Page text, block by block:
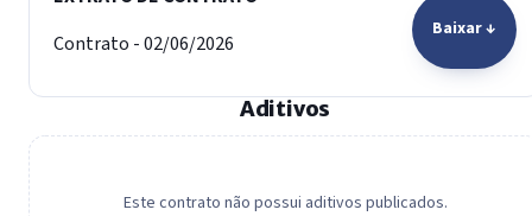
Contrato - 02/06/2026
Baixar ↓
Aditivos
Este contrato não possui aditivos publicados.